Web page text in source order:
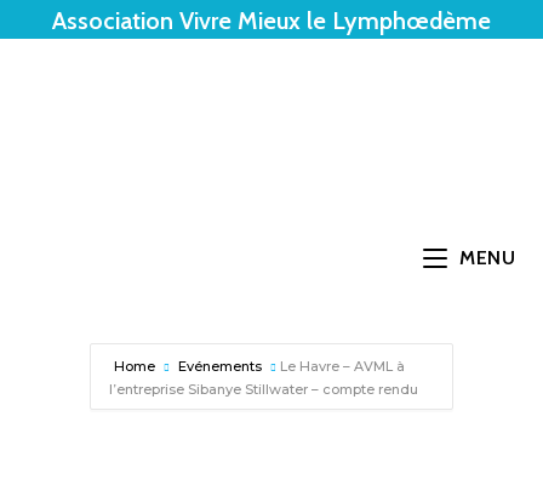
Association Vivre Mieux le Lymphœdème
MENU
Home Evénements
Le Havre – AVML à
l’entreprise Sibanye Stillwater – compte rendu